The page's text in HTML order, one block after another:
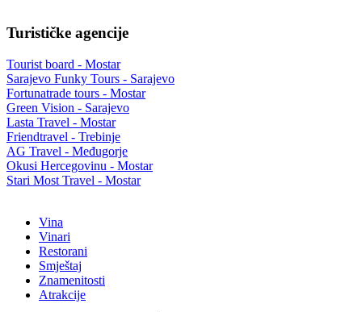
Turističke agencije
Tourist board - Mostar
Sarajevo Funky Tours - Sarajevo
Fortunatrade tours - Mostar
Green Vision - Sarajevo
Lasta Travel - Mostar
Friendtravel - Trebinje
AG Travel - Međugorje
Okusi Hercegovinu - Mostar
Stari Most Travel - Mostar
Vina
Vinari
Restorani
Smještaj
Znamenitosti
Atrakcije